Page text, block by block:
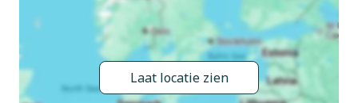
huis: berging voor ski's. Levensmiddelenwinkel 350 m,
supermarkt 2.6 km, bushalte "Pera di Fassa" 600 m,
treinstation "Bolzano/Bozen" 40 km, overdekt zwembad 9.5
km. Ski faciliteiten 300 m, skibushalte 200 m, langlaufloipe
500 m. Attracties in de buurt: Canazei (Sella Ronda) 9.5 km,
Laat locatie zien